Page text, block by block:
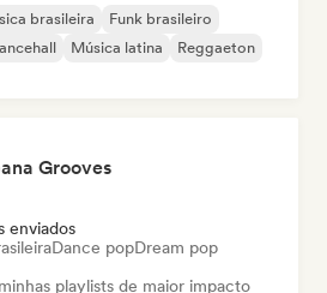
brasileira
Funk brasileiro
Música latina
Reggaeton
Grooves
enviados
Dance popDream pop
playlists de maior impacto